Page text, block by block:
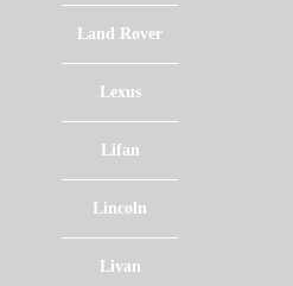
Land Rover
Lexus
Lifan
Lincoln
Livan